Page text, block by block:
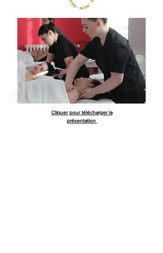
Cliquer pour télécharger la
présentation